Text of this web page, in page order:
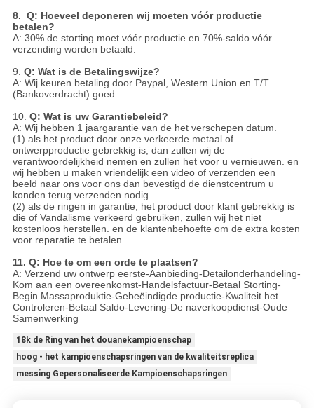
8. Q: Hoeveel deponeren wij moeten vóór productie
betalen?
A: 30% de storting moet vóór productie en 70%-saldo vóór
verzending worden betaald.
9. Q: Wat is de Betalingswijze?
A: Wij keuren betaling door Paypal, Western Union en T/T
(Bankoverdracht) goed
10. Q: Wat is uw Garantiebeleid?
A: Wij hebben 1 jaargarantie van de het verschepen datum.
(1) als het product door onze verkeerde metaal of
ontwerpproductie gebrekkig is, dan zullen wij de
verantwoordelijkheid nemen en zullen het voor u vernieuwen. en
wij hebben u maken vriendelijk een video of verzenden een
beeld naar ons voor ons dan bevestigd de dienstcentrum u
konden terug verzenden nodig.
(2) als de ringen in garantie, het product door klant gebrekkig is
die of Vandalisme verkeerd gebruiken, zullen wij het niet
kostenloos herstellen. en de klantenbehoefte om de extra kosten
voor reparatie te betalen.
11. Q: Hoe te om een orde te plaatsen?
A: Verzend uw ontwerp eerste-Aanbieding-Detailonderhandeling-
Kom aan een overeenkomst-Handelsfactuur-Betaal Storting-
Begin Massaproduktie-Gebeëindigde productie-Kwaliteit het
Controleren-Betaal Saldo-Levering-De naverkoopdienst-Oude
Samenwerking
18k de Ring van het douanekampioenschap
hoog - het kampioenschapsringen van de kwaliteitsreplica
messing Gepersonaliseerde Kampioenschapsringen